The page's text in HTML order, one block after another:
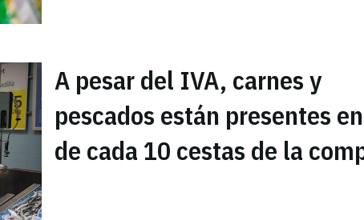
A pesar del IVA, carnes y
pescados están presentes
de cada 10 cestas de la